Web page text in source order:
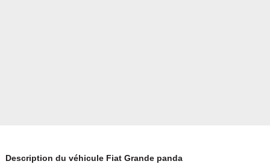
Description du véhicule Fiat Grande panda